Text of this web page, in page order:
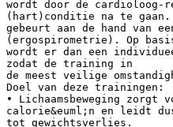
wordt door de cardioloog-
(hart)conditie na te
gebeurt aan de hand van
(ergospirometrie). Op
wordt er dan een
zodat de training in
de meest veilige
Doel van deze trainingen:
• Lichaamsbeweging zorgt
calorie&euml;n en leidt
tot gewichtsverlies.